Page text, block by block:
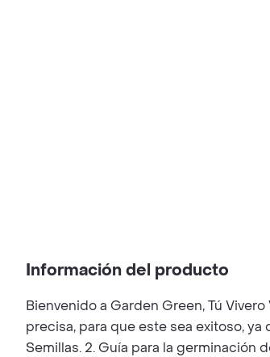
Información del producto
Bienvenido a Garden Green, Tú
precisa, para que este sea exitoso,
Semillas. 2. Guía para la germinación